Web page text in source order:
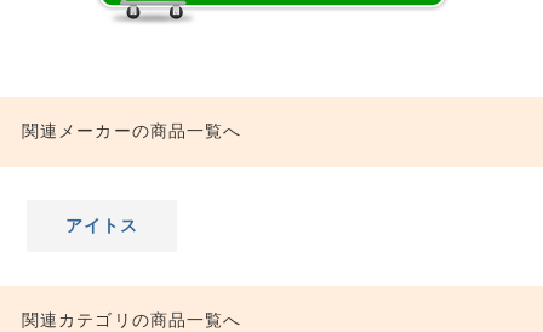
関連メーカーの商品一覧へ
アイトス
関連カテゴリの商品一覧へ